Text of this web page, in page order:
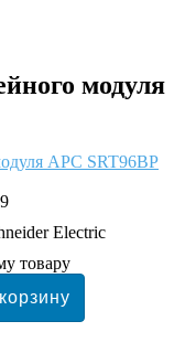
модуля
Electric
товару